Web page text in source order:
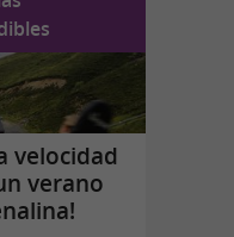
velocidad
verano